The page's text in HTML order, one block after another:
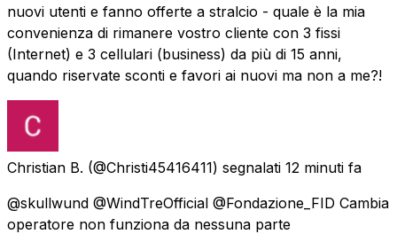
nuovi utenti e fanno offerte a stralcio - quale è la mia
convenienza di rimanere vostro cliente con 3 fissi
(Internet) e 3 cellulari (business) da più di 15 anni,
quando riservate sconti e favori ai nuovi ma non a me?!
Christian B. (@Christi45416411) segnalati 12 minuti fa
@skullwund @WindTreOfficial @Fondazione_FID Cambia
operatore non funziona da nessuna parte